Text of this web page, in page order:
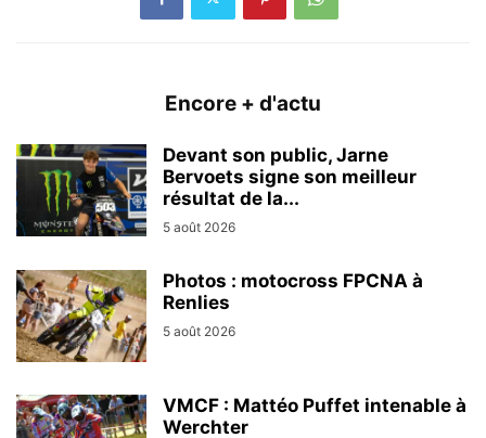
Encore + d'actu
Devant son public, Jarne
Bervoets signe son meilleur
résultat de la...
5 août 2026
Photos : motocross FPCNA à
Renlies
5 août 2026
VMCF : Mattéo Puffet intenable à
Werchter